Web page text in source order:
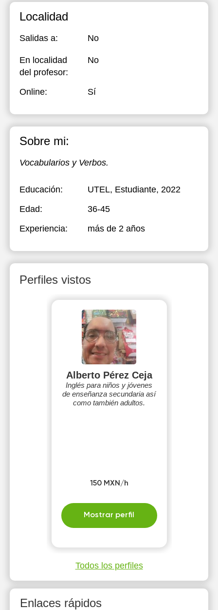
Localidad
Salidas a: No
En localidad
del profesor:
No
Online: Sí
Sobre mi:
Vocabularios y Verbos.
Educación: UTEL, Estudiante, 2022
Edad:
36-45
Experiencia:
más de 2 años
Perfiles vistos
Alberto Pérez Ceja
Inglés para niños y jóvenes
de enseñanza secundaria así
como también adultos.
150 MXN/h
Mostrar perfil
Todos los perfiles
Enlaces rápidos